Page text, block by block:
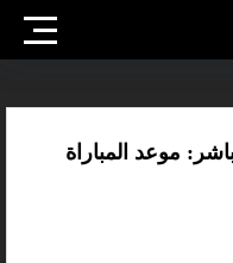
موعد المباراة